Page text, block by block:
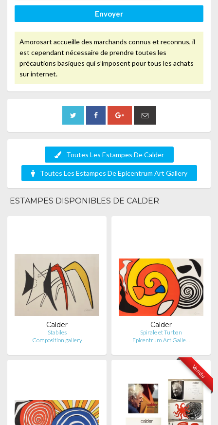
Envoyer
Amorosart accueille des marchands connus et reconnus, il
est cependant nécessaire de prendre toutes les
précautions basiques qui s’imposent pour tous les achats
sur internet.
Toutes Les Estampes De Calder
Toutes Les Estampes De Epicentrum Art Gallery
ESTAMPES DISPONIBLES DE CALDER
Calder
Stabiles
Composition.gallery
Calder
Spirale et Turban
Epicentrum Art Galle…
Vendu